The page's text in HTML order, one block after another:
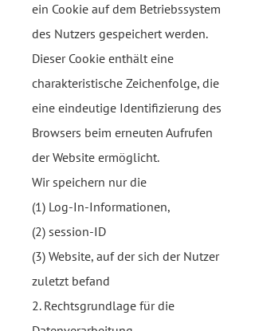
ein Cookie auf dem Betriebssystem
des Nutzers gespeichert werden.
Dieser Cookie enthält eine
charakteristische Zeichenfolge, die
eine eindeutige Identifizierung des
Browsers beim erneuten Aufrufen
der Website ermöglicht.
Wir speichern nur die
(1) Log-In-Informationen,
(2) session-ID
(3) Website, auf der sich der Nutzer
zuletzt befand
2. Rechtsgrundlage für die